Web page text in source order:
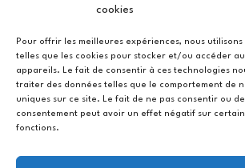
cookies
Pour offrir les meilleures expériences, nous
telles que les cookies pour stocker et/ou accéder
appareils. Le fait de consentir à ces technologies
traiter des données telles que le comportement de
uniques sur ce site. Le fait de ne pas consentir ou
consentement peut avoir un effet négatif sur
fonctions.
Politique de cookies (UE)